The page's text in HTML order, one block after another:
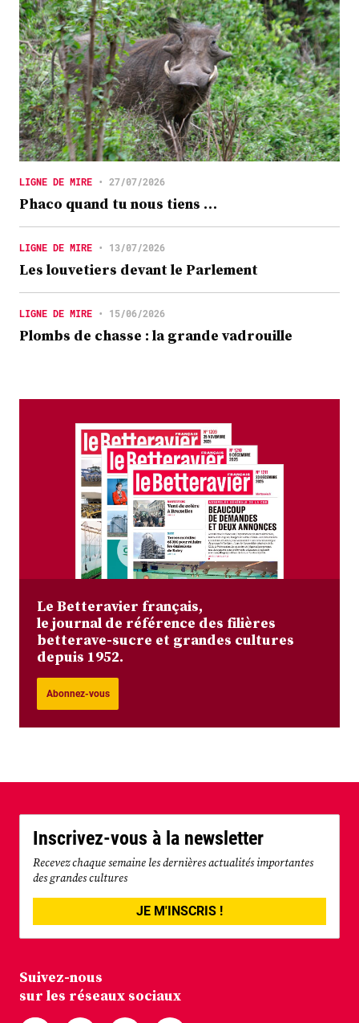
LIGNE DE MIRE • 27/07/2026
Phaco quand tu nous tiens …
LIGNE DE MIRE • 13/07/2026
Les louvetiers devant le Parlement
LIGNE DE MIRE • 15/06/2026
Plombs de chasse : la grande vadrouille
Le Betteravier français,
le journal de référence des filières
betterave-sucre et grandes cultures
depuis 1952.
Abonnez-vous
Inscrivez-vous à la newsletter
Recevez chaque semaine les dernières actualités importantes
des grandes cultures
JE M'INSCRIS !
Suivez-nous
sur les réseaux sociaux